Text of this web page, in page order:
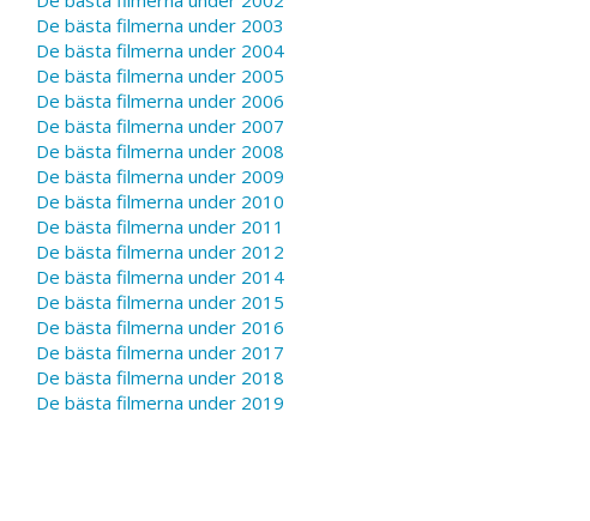
De bästa filmerna under 2003
De bästa filmerna under 2004
De bästa filmerna under 2005
De bästa filmerna under 2006
De bästa filmerna under 2007
De bästa filmerna under 2008
De bästa filmerna under 2009
De bästa filmerna under 2010
De bästa filmerna under 2011
De bästa filmerna under 2012
De bästa filmerna under 2014
De bästa filmerna under 2015
De bästa filmerna under 2016
De bästa filmerna under 2017
De bästa filmerna under 2018
De bästa filmerna under 2019